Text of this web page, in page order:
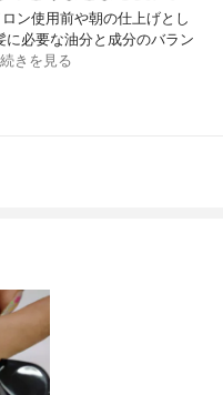
ン使用前や朝の仕上げとし
必要な油分と成分のバラン
続きを見る